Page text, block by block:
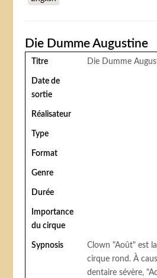
Die Dumme Augustine
Titre Die Dumme
Date de
sortie
Réalisateur
Type
Format
Genre
Durée
Importance
du cirque
Sypnosis
Clown "Août" est
cirque rond. À
dentaire sévère,